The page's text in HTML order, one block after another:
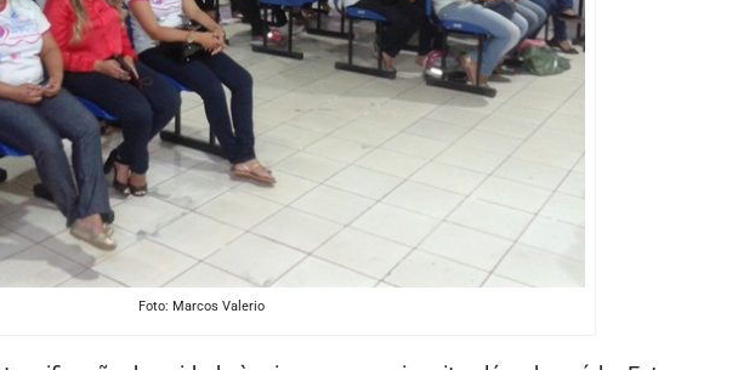
Foto: Marcos Valerio